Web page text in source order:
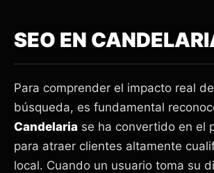
SEO EN
Para comprender el impacto real
búsqueda, es fundamental
Candelaria se ha convertido en el
para atraer clientes altamente
local. Cuando un usuario toma su